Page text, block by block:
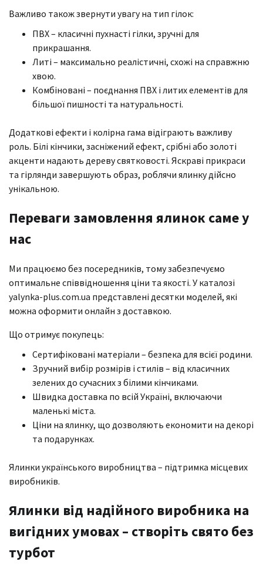
Важливо також звернути увагу на тип гілок:
ПВХ – класичні пухнасті гілки, зручні для
прикрашання.
Литі – максимально реалістичні, схожі на справжню
хвою.
Комбіновані – поєднання ПВХ і литих елементів для
більшої пишності та натуральності.
Додаткові ефекти і колірна гама відіграють важливу
роль. Білі кінчики, засніжений ефект, срібні або золоті
акценти надають дереву святковості. Яскраві прикраси
та гірлянди завершують образ, роблячи ялинку дійсно
унікальною.
Переваги замовлення ялинок саме у
нас
Ми працюємо без посередників, тому забезпечуємо
оптимальне співвідношення ціни та якості. У каталозі
yalynka-plus.com.ua представлені десятки моделей, які
можна оформити онлайн з доставкою.
Що отримує покупець:
Сертифіковані матеріали – безпека для всієї родини.
Зручний вибір розмірів і стилів – від класичних
зелених до сучасних з білими кінчиками.
Швидка доставка по всій Україні, включаючи
маленькі міста.
Ціни на ялинку, що дозволяють економити на декорі
та подарунках.
Ялинки українського виробництва – підтримка місцевих
виробників.
Ялинки від надійного виробника на
вигідних умовах – створіть свято без
турбот